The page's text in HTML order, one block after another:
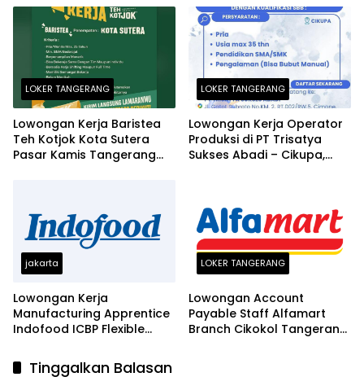
LOKER TANGERANG
Lowongan Kerja Baristea
Teh Kotjok Kota Sutera
Pasar Kamis Tangerang
LOKER TANGERANG
Lowongan Kerja Operator
Produksi di PT Trisatya
Sukses Abadi – Cikupa,
jakarta
Lowongan Kerja
Manufacturing Apprentice
Indofood ICBP Flexible
Tangerang 2026
LOKER TANGERANG
Lowongan Account
Payable Staff Alfamart
Branch Cikokol Tangerang
Tinggalkan Balasan